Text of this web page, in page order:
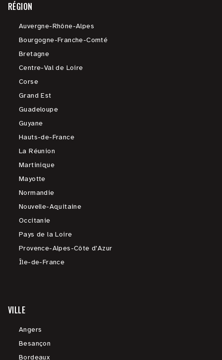
RÉGION
Auvergne-Rhône-Alpes
Bourgogne-Franche-Comté
Bretagne
Centre-Val de Loire
Corse
Grand Est
Guadeloupe
Guyane
Hauts-de-France
La Réunion
Martinique
Mayotte
Normandie
Nouvelle-Aquitaine
Occitanie
Pays de la Loire
Provence-Alpes-Côte d'Azur
Île-de-France
VILLE
Angers
Besançon
Bordeaux